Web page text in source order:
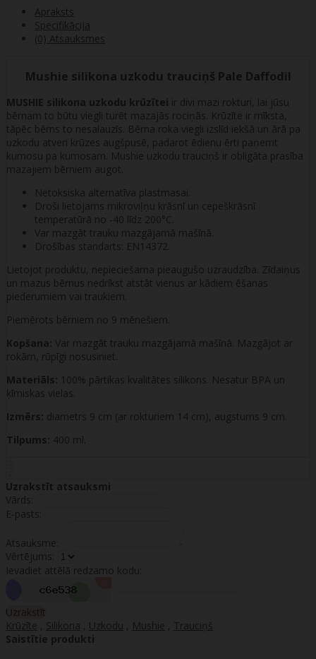
Apraksts
Specifikācija
(0) Atsauksmes
Mushie silikona uzkodu trauciņš Pale Daffodil
MUSHIE silikona uzkodu krūzītei ir divi mazi rokturi, lai jūsu
bērnam to būtu viegli turēt mazajās rociņās. Krūzīte ir mīksta,
tāpēc bērns to nesalauzīs. Bērna roka viegli izslīd iekšā un ārā pa
uzkodu atveri krūzes augšpusē, padarot ēdienu ērti paņemt
kumosu pa kumosam. Mushie uzkodu trauciņš ir obligāta prasība
mazajiem bērniem augot.
Netoksiska alternatīva plastmasai.
Droši lietojams mikroviļņu krāsnī un cepeškrāsnī
temperatūrā no -40 līdz 200°C.
Var mazgāt trauku mazgājamā mašīnā.
Drošības standarts: EN14372.
Lietojot produktu, nepieciešama pieaugušo uzraudzība. Zīdaiņus
un mazus bērnus nedrīkst atstāt vienus ar kādiem ēšanas
piederumiem vai traukiem.
Piemērots bērniem no 9 mēnešiem.
Kopšana: Var mazgāt trauku mazgājamā mašīnā. Mazgājot ar
rokām, rūpīgi nosusiniet.
Materiāls: 100% pārtikas kvalitātes silikons. Nesatur BPA un
ķīmiskas vielas.
Izmērs: diametrs 9 cm (ar rokturiem 14 cm), augstums 9 cm.
Tilpums: 400 ml.
Uzrakstīt atsauksmi
Vārds:
E-pasts:
Atsauksme:
Vērtējums:
Ievadiet attēlā redzamo kodu:
Uzrakstīt
Krūzīte , Silikona , Uzkodu , Mushie , Trauciņš
Saistītie produkti